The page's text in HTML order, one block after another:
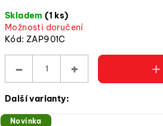
(jednotková
cena)
Skladem(1 ks)
Možnosti doručení
Kód: ZAP901C
+
−
Další varianty:
Novinka